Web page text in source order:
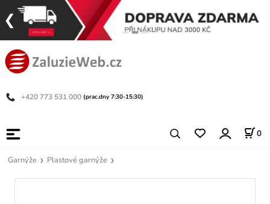
+420 773 531 000 (prac.dny 7:30-15:30)
0
Garnýže Plastové garnýže